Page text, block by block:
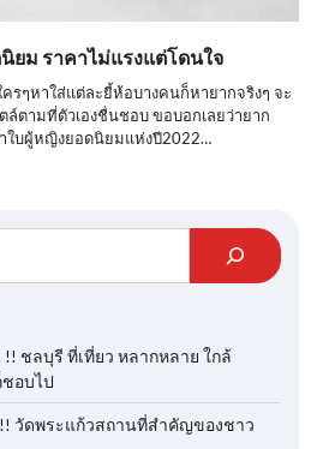
ยม ราคาไม่แรงแต่โดนใจ
รๆหาใส่แต่ละยี้ห้อบางคนก็หายากจริงๆ จะ
ล์ตามที่ตัวเองชื่นชอบ ขอบอกเลยว่ายาก
าใบผู้หญิงยอดนิยมแห่งปี2022…
ชลบุรี ที่เที่ยว หลากหลาย ใกล้
ชอบไป
วัดพระแก้วสถานที่สำคัญของชาว